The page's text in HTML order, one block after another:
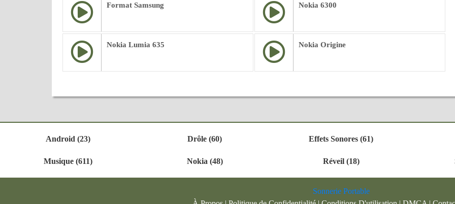
Format Samsung Nokia 6300
Nokia Lumia 635 Nokia Origine
Android (23) Drôle (60) Effets Sonores (61)
Musique (611) Nokia (48) Réveil (18)
Sonnerie Portable